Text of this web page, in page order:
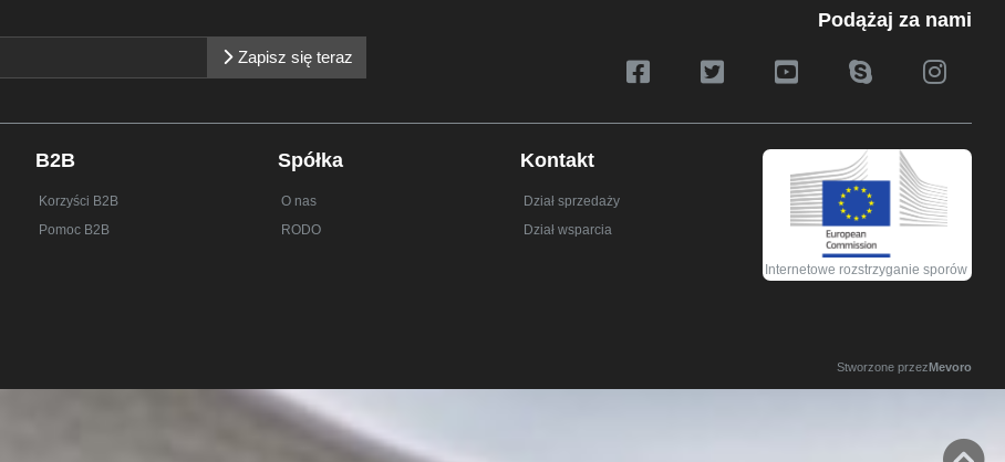
Zapisz się teraz
Podążaj za nami
B2B
Korzyści B2B
Pomoc B2B
Spółka
O nas
RODO
Kontakt
Dział sprzedaży
Dział wsparcia
Internetowe rozstrzyganie sporów
Stworzone przezMevoro